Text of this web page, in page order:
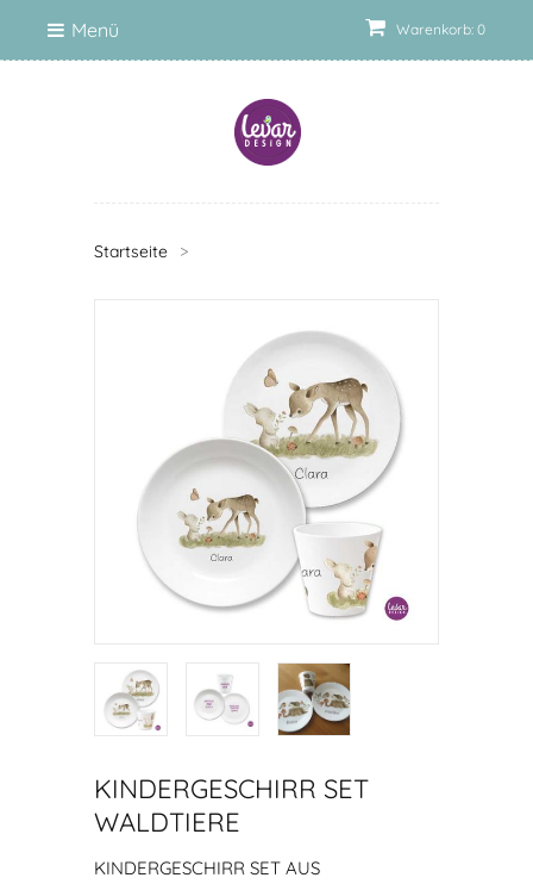
Warenkorb: 0
Menü
Startseite >
KINDERGESCHIRR SET
WALDTIERE
KINDERGESCHIRR SET AUS